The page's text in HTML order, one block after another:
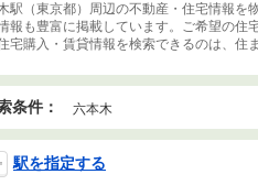
駅（東京都）周辺の不動産・住宅情報を
報も豊富に掲載しています。ご希望の住
宅購入・賃貸情報を検索できるのは、住
条件： 六本木
駅を指定する